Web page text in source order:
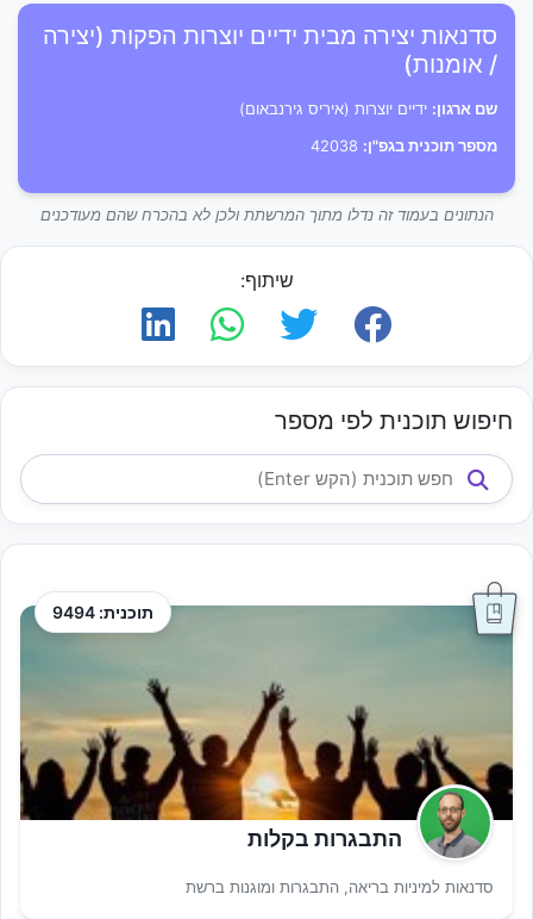
סדנאות יצירה מבית ידיים יוצרות הפקות (יצירה
/ אומנות)
שם ארגון: ידיים יוצרות (איריס גירנבאום)
מספר תוכנית בגפ"ן:
הנתונים בעמוד זה נדלו מתוך המרשתת ולכן לא בהכרח שהם מעודכנים
שיתוף:
חיפוש תוכנית לפי מספר
תוכנית: 9494
התבגרות בקלות
סדנאות למיניות בריאה, התבגרות ומוגנות ברשת